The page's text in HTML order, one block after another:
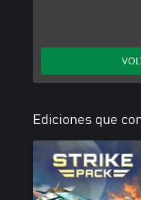
Ediciones que